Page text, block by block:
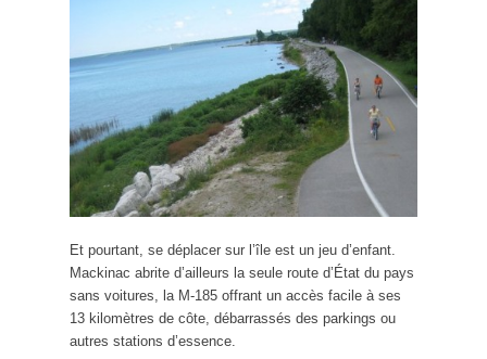
Et pourtant, se déplacer sur l’île est un jeu d’enfant.
Mackinac abrite d’ailleurs la seule route d’État du pays
sans voitures, la M-185 offrant un accès facile à ses
13 kilomètres de côte, débarrassés des parkings ou
autres stations d’essence.